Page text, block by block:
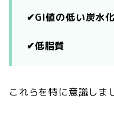
✔︎GI値の低い炭水
✔︎低脂質
これらを特に意識しま